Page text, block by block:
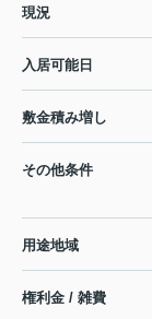
現況
入居可能日
敷金積み増し
その他条件
用途地域
権利金 / 雑費